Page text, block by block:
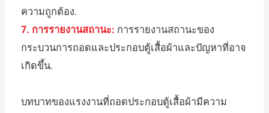
ความถูกต้อง.
7. การรายงานสถานะ: การรายงานสถานะของ
กระบวนการถอดและประกอบตู้เสื้อผ้าและปัญหาที่อาจ
เกิดขึ้น.
บทบาทของแรงงานที่ถอดประกอบตู้เสื้อผ้ามีความ